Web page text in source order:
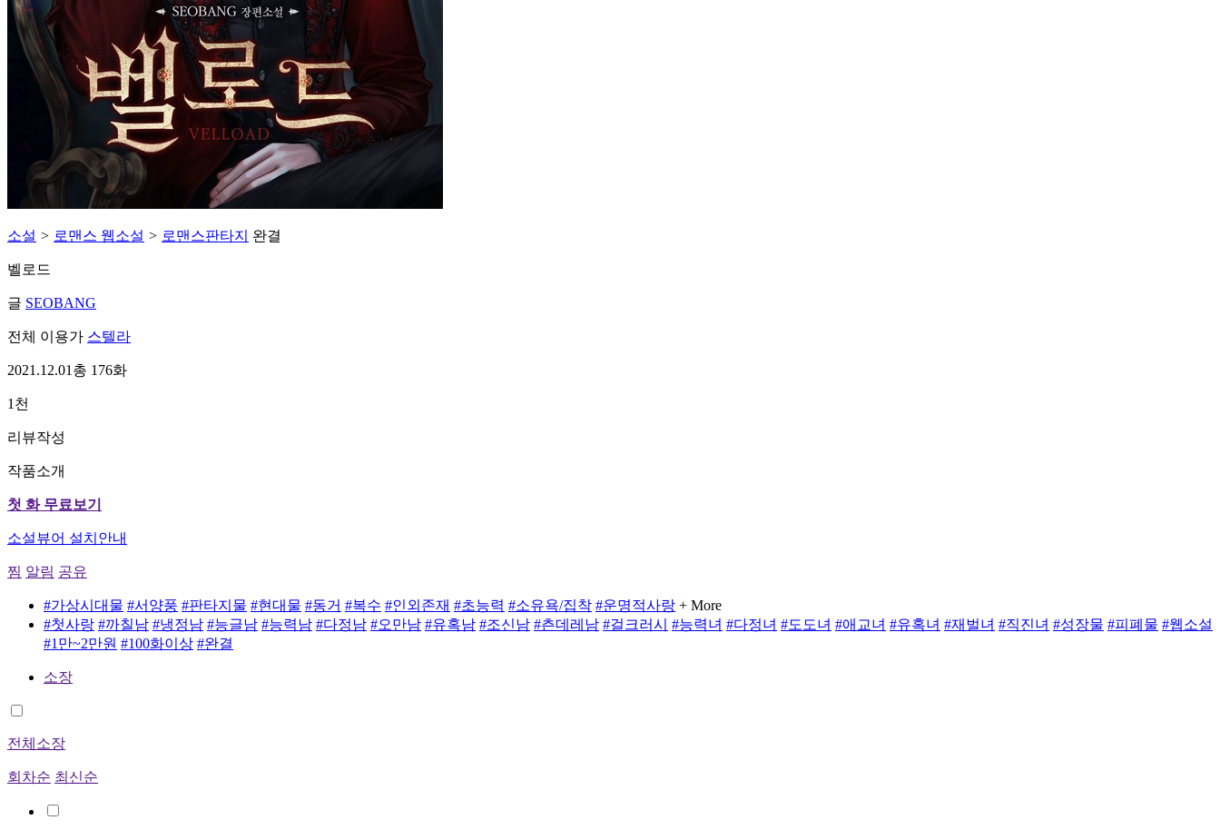
소설 > 로맨스 웹소설 > 로맨스판타지 완결
벨로드
글 SEOBANG
전체 이용가 스텔라
2021.12.01 총 176화
1천
리뷰작성
작품소개
첫 화 무료보기
소설뷰어 설치안내
찜 알림 공유
#가상시대물 #서양풍 #판타지물 #현대물 #동거 #복수 #인외존재 #초능력 #소유욕/집착 #운명적사랑 + More
#첫사랑 #까칠남 #냉정남 #능글남 #능력남 #다정남 #오만남 #유혹남 #조신남 #츤데레남 #걸크러시 #능력녀 #다정녀 #도도녀 #애교녀 #유혹녀 #재벌녀 #직진녀 #성장물 #피폐물 #웹소설
#1만~2만원 #100화이상 #완결
소장
전체소장
회차순 최신순